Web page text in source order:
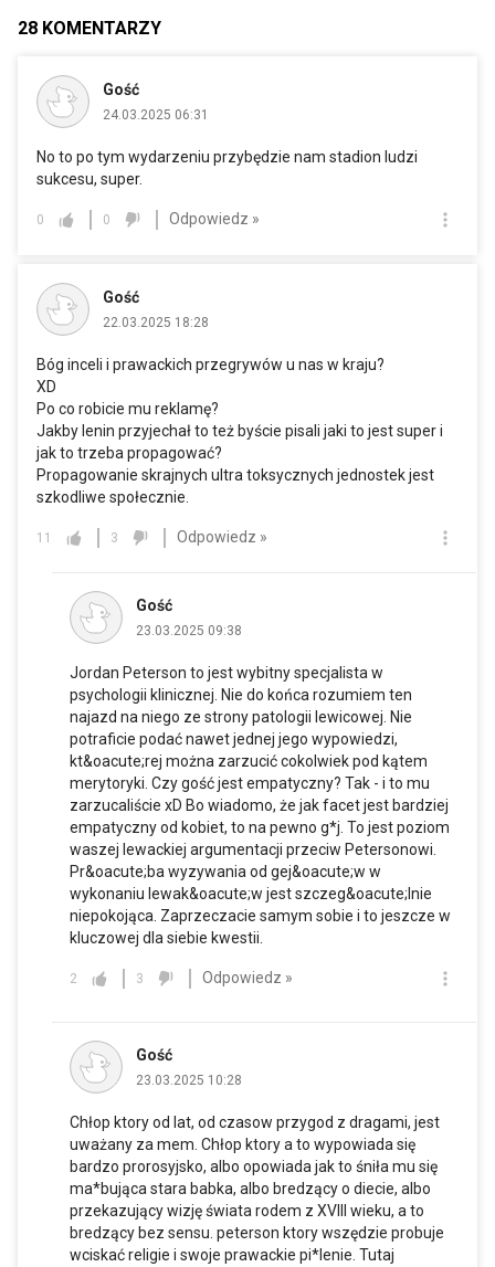
28 KOMENTARZY
Gość
24.03.2025 06:31
No to po tym wydarzeniu przybędzie nam stadion ludzi
sukcesu, super.
0 0 Odpowiedz »
Gość
22.03.2025 18:28
Bóg inceli i prawackich przegrywów u nas w kraju?
XD
Po co robicie mu reklamę?
Jakby lenin przyjechał to też byście pisali jaki to jest super i
jak to trzeba propagować?
Propagowanie skrajnych ultra toksycznych jednostek jest
szkodliwe społecznie.
11 3 Odpowiedz »
Gość
23.03.2025 09:38
Jordan Peterson to jest wybitny specjalista w
psychologii klinicznej. Nie do końca rozumiem ten
najazd na niego ze strony patologii lewicowej. Nie
potraficie podać nawet jednej jego wypowiedzi,
kt&oacute;rej można zarzucić cokolwiek pod kątem
merytoryki. Czy gość jest empatyczny? Tak - i to mu
zarzucaliście xD Bo wiadomo, że jak facet jest bardziej
empatyczny od kobiet, to na pewno g*j. To jest poziom
waszej lewackiej argumentacji przeciw Petersonowi.
Pr&oacute;ba wyzywania od gej&oacute;w w
wykonaniu lewak&oacute;w jest szczeg&oacute;lnie
niepokojąca. Zaprzeczacie samym sobie i to jeszcze w
kluczowej dla siebie kwestii.
2 3 Odpowiedz »
Gość
23.03.2025 10:28
Chłop ktory od lat, od czasow przygod z dragami, jest
uważany za mem. Chłop ktory a to wypowiada się
bardzo prorosyjsko, albo opowiada jak to śniła mu się
ma*bująca stara babka, albo bredzący o diecie, albo
przekazujący wizję świata rodem z XVIII wieku, a to
bredzący bez sensu. peterson ktory wszędzie probuje
wciskać religie i swoje prawackie pi*lenie. Tutaj